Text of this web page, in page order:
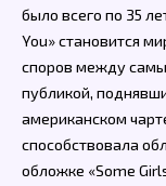
было всего по 35
You» становится
споров между
публикой,
американском
способствовала
обложке «Some